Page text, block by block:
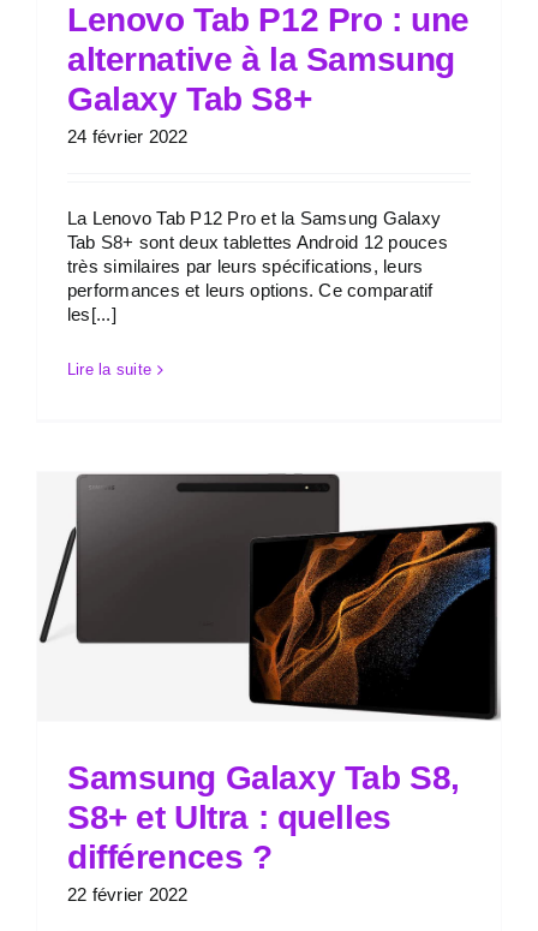
Lenovo Tab P12 Pro : une
alternative à la Samsung
Galaxy Tab S8+
24 février 2022
La Lenovo Tab P12 Pro et la Samsung Galaxy
Tab S8+ sont deux tablettes Android 12 pouces
très similaires par leurs spécifications, leurs
performances et leurs options. Ce comparatif
les[...]
Lire la suite
Samsung Galaxy Tab S8,
S8+ et Ultra : quelles
différences ?
22 février 2022